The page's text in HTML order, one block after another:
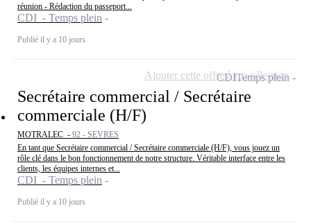
réunion - Rédaction du passeport...
CDI - Temps plein
Publié il y a 10 jours
Secrétaire commercial / Secrétaire
commerciale (H/F)
MOTRALEC - 92 - SEVRES
En tant que Secrétaire commercial / Secrétaire commerciale (H/F), vous jouez un
rôle clé dans le bon fonctionnement de notre structure. Véritable interface entre les
clients, les équipes internes et...
CDI - Temps plein
Publié il y a 10 jours
CDITemps plein
Ajouter cette offre à ma sélection